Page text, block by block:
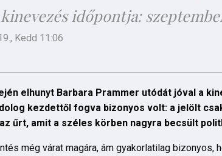
időpontja:
Kedd 11:06
elhunyt Barbara Prammer utódát jóval a
kezdettől fogva bizonyos volt: a jelölt
űrt, amit a széles körben nagyra becsült
még várat magára, ám gyakorlatilag